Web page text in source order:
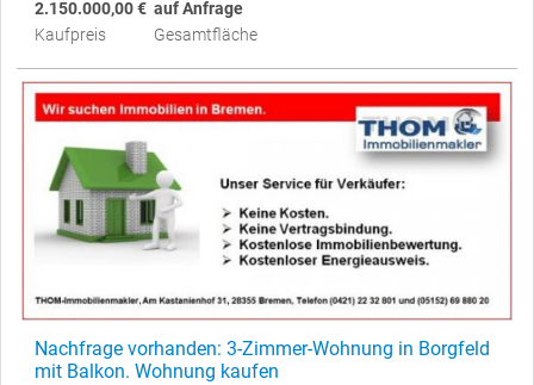
2.150.000,00 €
Kaufpreis
auf Anfrage
Gesamtfläche
Nachfrage vorhanden: 3-Zimmer-Wohnung in Borgfeld
mit Balkon. Wohnung kaufen